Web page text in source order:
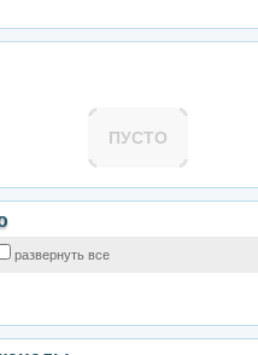
ПУСТО
развернуть все